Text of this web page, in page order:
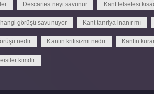
Descartes neyi savunur Kant felsefesi
görüşü savunuyor Kant tanriya inanır mı
nedir Kantın kritisizmi nedir Kantın
kimdir